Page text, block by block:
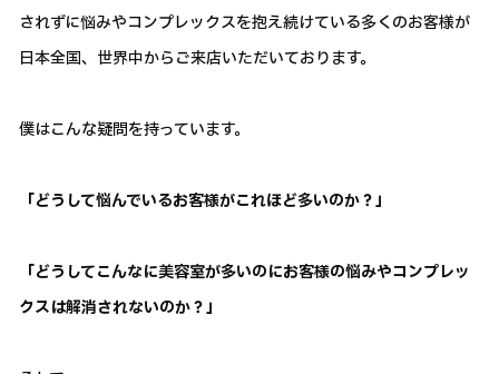
されずに悩みやコンプレックスを抱え続けている多くのお客様が
日本全国、世界中からご来店いただいております。
僕はこんな疑問を持っています。
「どうして悩んでいるお客様がこれほど多いのか？」
「どうしてこんなに美容室が多いのにお客様の悩みやコンプレッ
クスは解消されないのか？」